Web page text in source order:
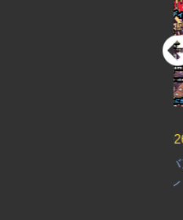
大学生＆専門学生バンドオ